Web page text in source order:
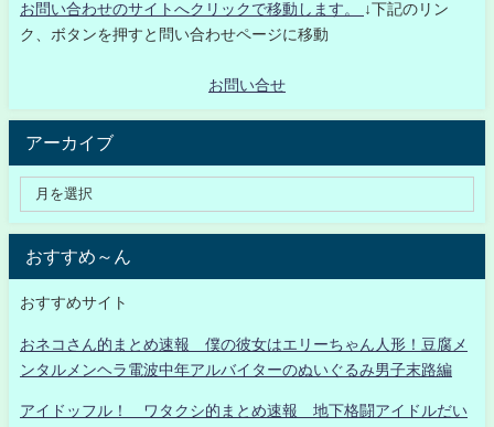
お問い合わせのサイトへクリックで移動します。
↓下記のリン
ク、ボタンを押すと問い合わせページに移動
お問い合せ
アーカイブ
おすすめ～ん
おすすめサイト
おネコさん的まとめ速報 僕の彼女はエリーちゃん人形！豆腐メ
ンタルメンヘラ電波中年アルバイターのぬいぐるみ男子末路編
アイドッフル！ ワタクシ的まとめ速報 地下格闘アイドルだい